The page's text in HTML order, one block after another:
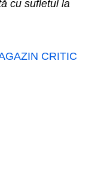
cu sufletul la
CRITIC